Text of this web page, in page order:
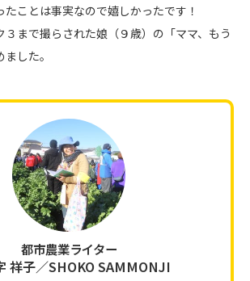
たことは事実なので嬉しかったです！
まで撮らされた娘（９歳）の「ママ、もう
した。
都市農業ライター
祥子／SHOKO SAMMONJI